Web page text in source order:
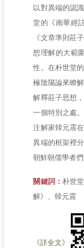
以對異端的認
堂的《南華經
《文章準則莊
想理解的大範
性。在朴世堂
極陰陽論來瞭
解釋莊子思想
一個特別之處
注解家韓元震
異端的框架裡
朝鮮朝儒學者
關鍵詞： 朴世
解》、韓元震
《詳全文》